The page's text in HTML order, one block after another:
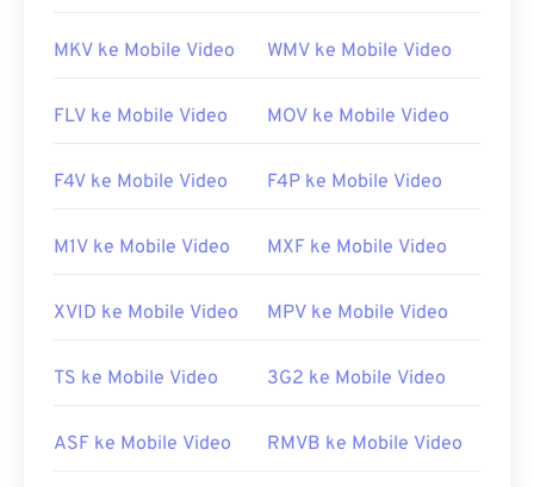
maka konten tersebut hanya dapat diputar di PC
hak cipta tidak melindungi konten, maka konten
Pemutar lain yang dapat membuka berkas WTV
PowerDirector,Cyberlink PowerDVD, dan
lanjut, baca
artikelini di situs web Microsoft.
Rilis awal:2008
MKV ke Mobile Video WMV ke Mobile Video
FLV ke Mobile Video MOV ke Mobile Video
F4V ke Mobile Video F4P ke Mobile Video
M1V ke Mobile Video MXF ke Mobile Video
XVID ke Mobile Video MPV ke Mobile Video
TS ke Mobile Video 3G2 ke Mobile Video
ASF ke Mobile Video RMVB ke Mobile Video